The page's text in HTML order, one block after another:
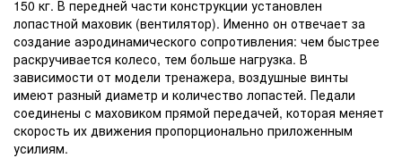
150 кг. В передней части конструкции установлен
лопастной маховик (вентилятор). Именно он отвечает за
создание аэродинамического сопротивления: чем быстрее
раскручивается колесо, тем больше нагрузка. В
зависимости от модели тренажера, воздушные винты
имеют разный диаметр и количество лопастей. Педали
соединены с маховиком прямой передачей, которая меняет
скорость их движения пропорционально приложенным
усилиям.